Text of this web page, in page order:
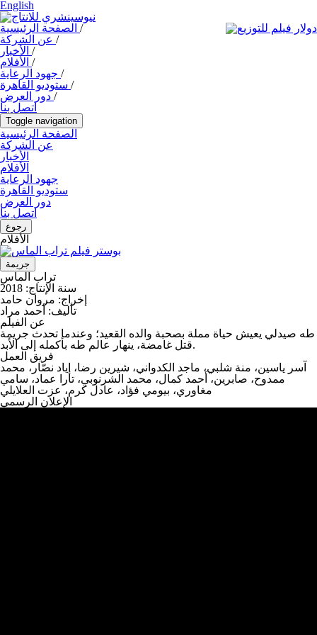
English
/
/
/
/
/
/
/
اتصل بنا
Toggle navigation
الصفحة الرئيسية
عن الشركة
الأخبار
الأفلام
جهود الرعاية
ستوديو القاهرة
دور العرض
اتصل بنا
رجوع
الأفلام
جريمة
تراب الماس
سنة الإنتاج:
إخراج: مروان حامد
تأليف: أحمد مراد
عن الفيلم
طه صيدلي يعيش حياة مملة بصحبة والده القعيد؛ وعندما تحدث جريمة
قتل غامضة، ينهار عالم طه بأكمله إلى الأبد.
فريق العمل
آسر ياسين، منة شلبي، ماجد الكدواني، شيرين رضا، إياد نصّار، محمد
ممدوح، صابرين، أحمد كمال، محمد الشرنوبي، تارا عماد، سامي
مغاوري، بيومي فؤاد، عادل كرم، عزت العلايلي
الإعلان الرسمي